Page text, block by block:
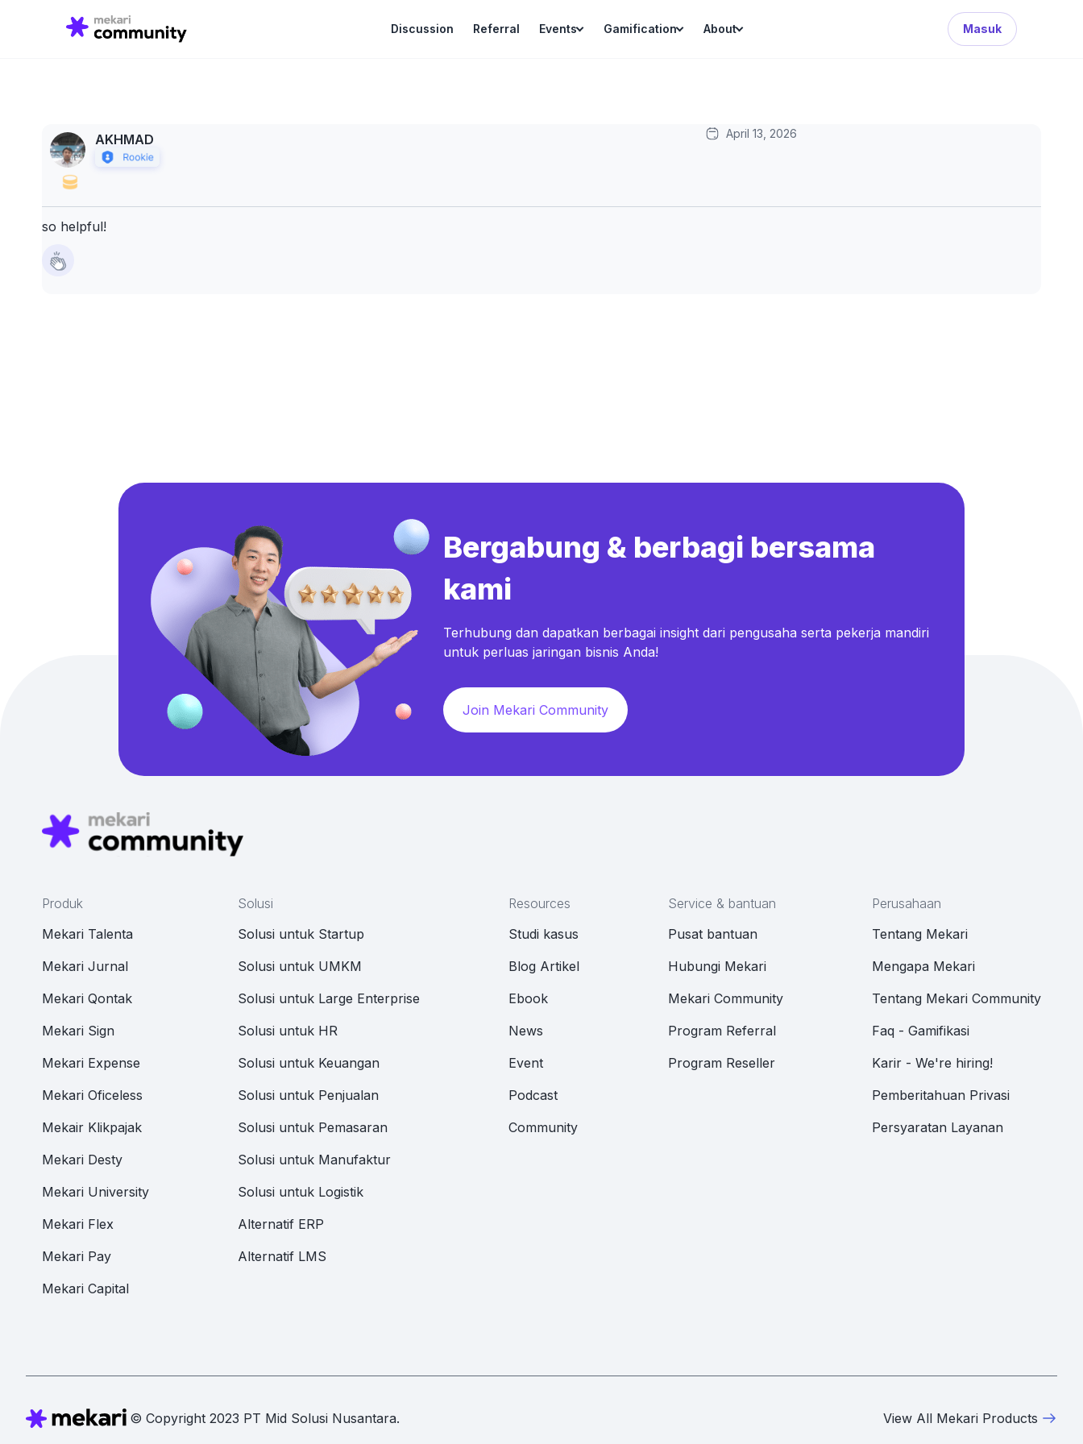
Discussion Referral Events Gamification About Masuk
for:
Search Button
AKHMAD April 13, 2026
so helpful!
Bergabung & berbagi bersama
kami
Terhubung dan dapatkan berbagai insight dari pengusaha serta pekerja mandiri
untuk perluas jaringan bisnis Anda!
Join Mekari Community
Produk
Mekari Talenta
Mekari Jurnal
Mekari Qontak
Mekari Sign
Mekari Expense
Mekari Oficeless
Mekair Klikpajak
Mekari Desty
Mekari University
Mekari Flex
Mekari Pay
Mekari Capital
Solusi
Solusi untuk Startup
Solusi untuk UMKM
Solusi untuk Large Enterprise
Solusi untuk HR
Solusi untuk Keuangan
Solusi untuk Penjualan
Solusi untuk Pemasaran
Solusi untuk Manufaktur
Solusi untuk Logistik
Alternatif ERP
Alternatif LMS
Resources
Studi kasus
Blog Artikel
Ebook
News
Event
Podcast
Community
Service & bantuan
Pusat bantuan
Hubungi Mekari
Mekari Community
Program Referral
Program Reseller
Perusahaan
Tentang Mekari
Mengapa Mekari
Tentang Mekari Community
Faq - Gamifikasi
Karir - We're hiring!
Pemberitahuan Privasi
Persyaratan Layanan
© Copyright 2023 PT Mid Solusi Nusantara. View All Mekari Products